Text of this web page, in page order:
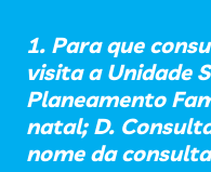
1. Para que
visita a Unidade
Planeamento
natal; D.
nome da